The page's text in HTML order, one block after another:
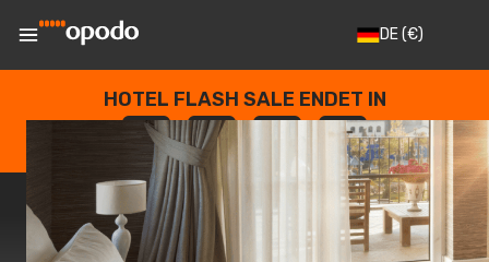
DE(€)
HOTEL FLASH SALE ENDET IN
--
TAGE
: --
STUNDEN
: --
SEKUNDEN